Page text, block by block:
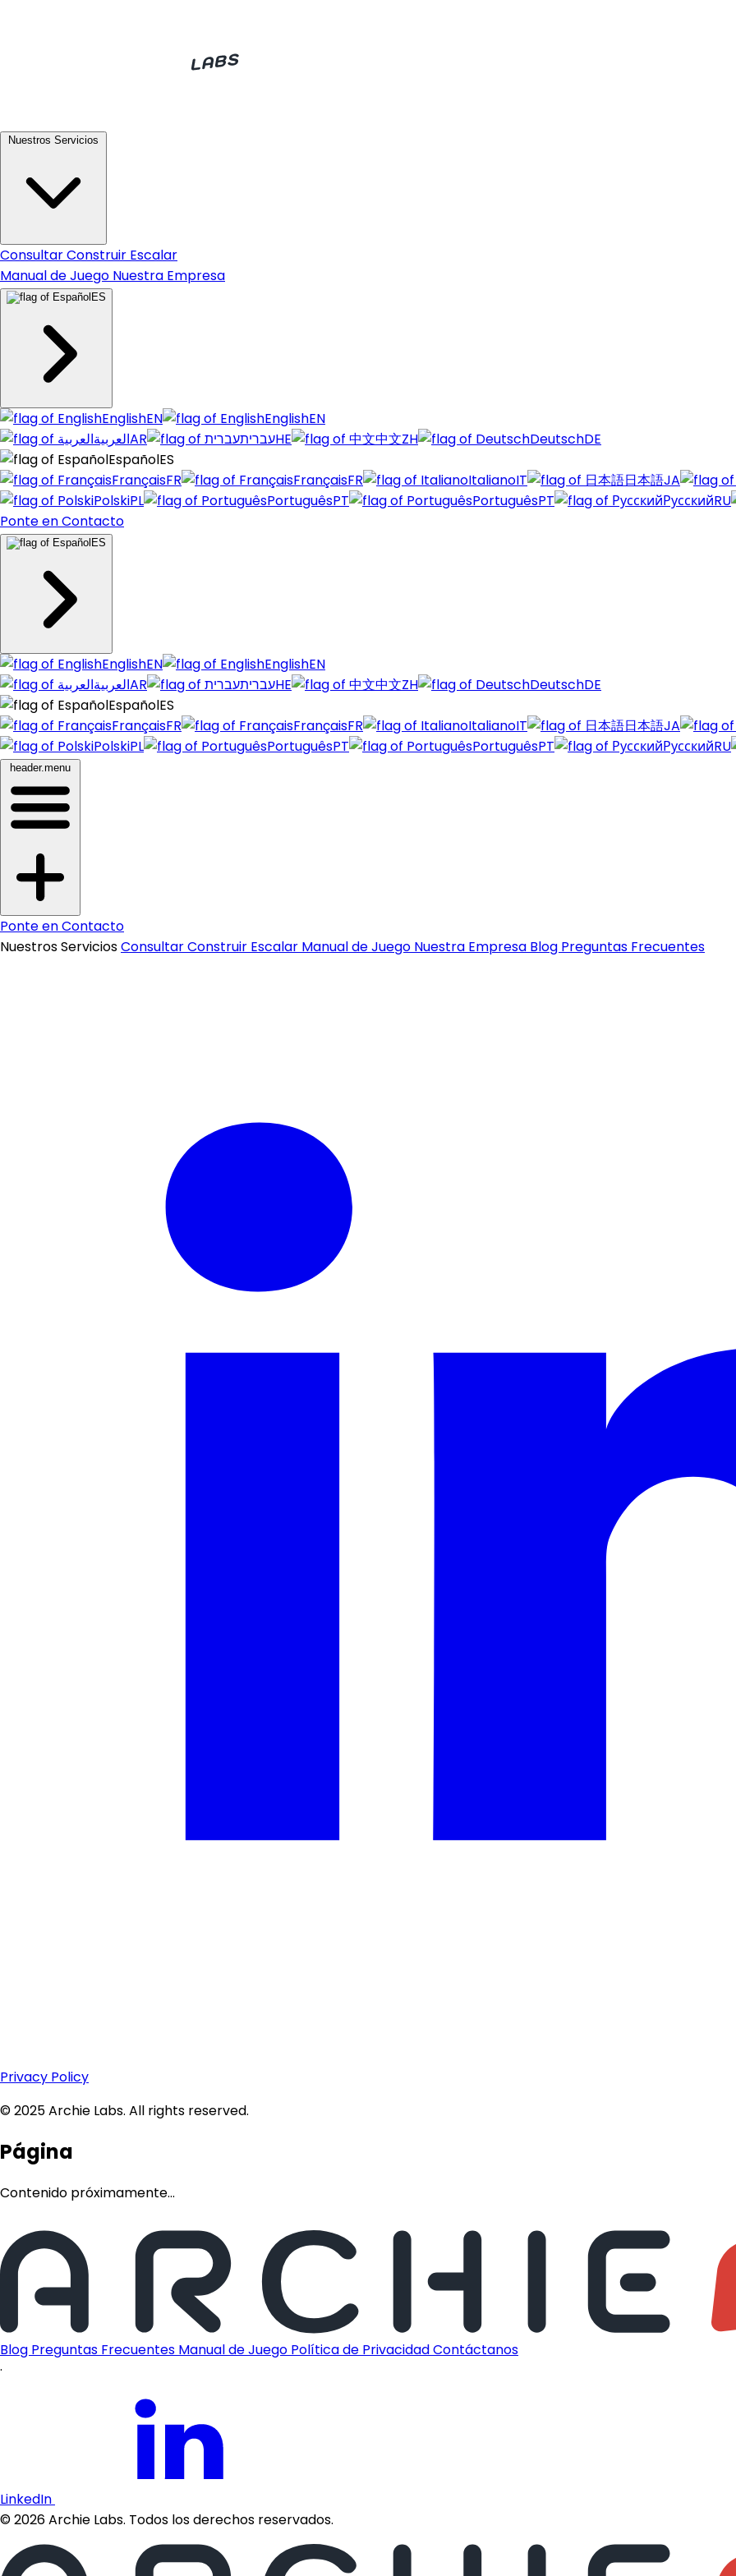
ConsultarConstruir Escalar
Manual de Juego Nuestra Empresa
ES
EnglishEN EnglishEN
العربيةAR עבריתHE 中文ZH DeutschDE
EspañolES
FrançaisFR FrançaisFR ItalianoIT 日本語JA
PolskiPL PortuguêsPT PortuguêsPT РусскийRU
Ponte en Contacto
ES
EnglishEN EnglishEN
العربيةAR עבריתHE 中文ZH DeutschDE
EspañolES
FrançaisFR FrançaisFR ItalianoIT 日本語JA
PolskiPL PortuguêsPT PortuguêsPT РусскийRU
header.menu
Ponte en Contacto
Nuestros ServiciosConsultarConstruir Escalar Manual de Juego Nuestra Empresa Blog Preguntas Frecuentes
Privacy Policy
© 2025 Archie Labs. All rights reserved.
Página
Contenido próximamente...
Blog Preguntas Frecuentes Manual de Juego Política de PrivacidadContáctanos
·
LinkedIn
©2026Archie Labs. Todos los derechos reservados.